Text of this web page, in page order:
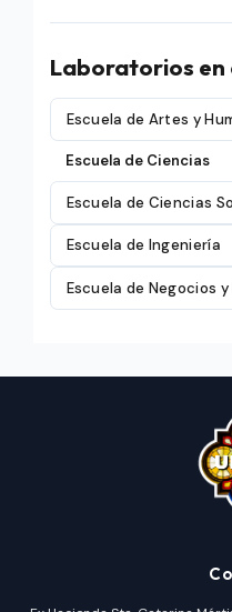
Laboratorios en
Escuela de Artes y
Escuela de Ciencias
Escuela de Ciencias
Escuela de Ingeniería
Escuela de Negocios y